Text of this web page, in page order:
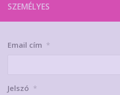
SZEMÉLYES
Email cím *
Jelszó *